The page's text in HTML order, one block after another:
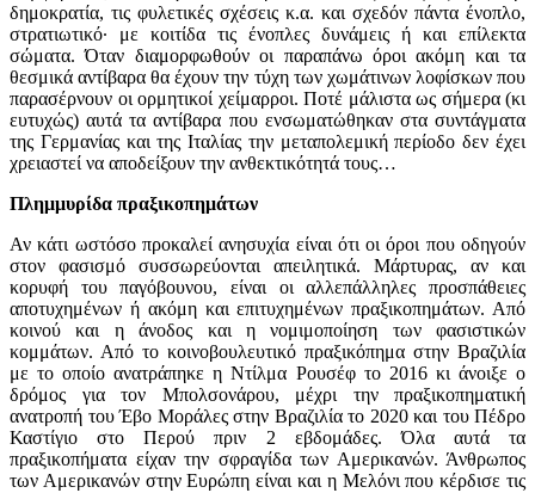
δημοκρατία, τις φυλετικές σχέσεις κ.α. και σχεδόν πάντα ένοπλο,
στρατιωτικό· με κοιτίδα τις ένοπλες δυνάμεις ή και επίλεκτα
σώματα. Όταν διαμορφωθούν οι παραπάνω όροι ακόμη και τα
θεσμικά αντίβαρα θα έχουν την τύχη των χωμάτινων λοφίσκων που
παρασέρνουν οι ορμητικοί χείμαρροι. Ποτέ μάλιστα ως σήμερα (κι
ευτυχώς) αυτά τα αντίβαρα που ενσωματώθηκαν στα συντάγματα
της Γερμανίας και της Ιταλίας την μεταπολεμική περίοδο δεν έχει
χρειαστεί να αποδείξουν την ανθεκτικότητά τους…
Πλημμυρίδα πραξικοπημάτων
Αν κάτι ωστόσο προκαλεί ανησυχία είναι ότι οι όροι που οδηγούν
στον φασισμό συσσωρεύονται απειλητικά. Μάρτυρας, αν και
κορυφή του παγόβουνου, είναι οι αλλεπάλληλες προσπάθειες
αποτυχημένων ή ακόμη και επιτυχημένων πραξικοπημάτων. Από
κοινού και η άνοδος και η νομιμοποίηση των φασιστικών
κομμάτων. Από το κοινοβουλευτικό πραξικόπημα στην Βραζιλία
με το οποίο ανατράπηκε η Ντίλμα Ρουσέφ το 2016 κι άνοιξε ο
δρόμος για τον Μπολσονάρου, μέχρι την πραξικοπηματική
ανατροπή του Έβο Μοράλες στην Βραζιλία το 2020 και του Πέδρο
Καστίγιο στο Περού πριν 2 εβδομάδες. Όλα αυτά τα
πραξικοπήματα είχαν την σφραγίδα των Αμερικανών. Άνθρωπος
των Αμερικανών στην Ευρώπη είναι και η Μελόνι που κέρδισε τις